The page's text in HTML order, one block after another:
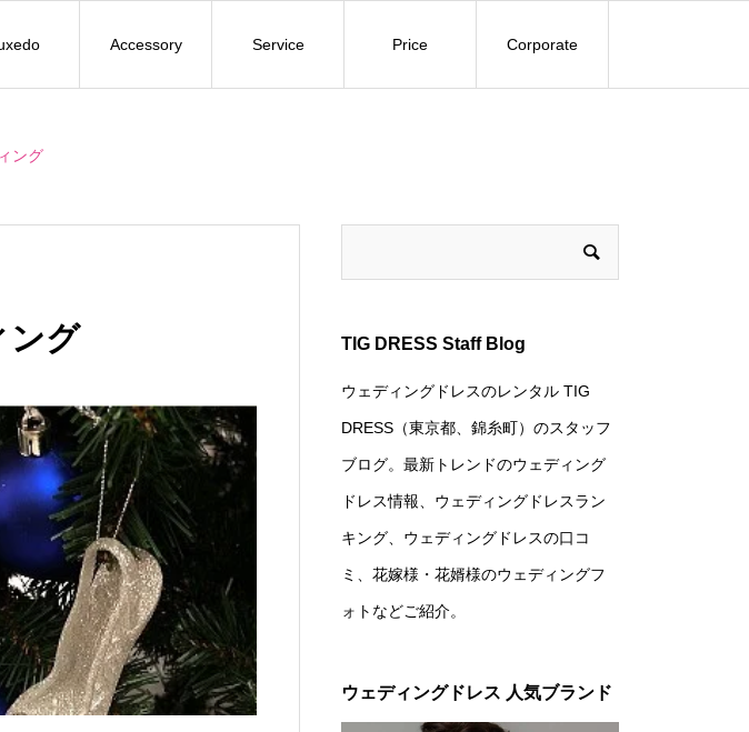
Accessory Service Price Corporate
ング
ング TIG DRESS Staff Blog
ウェディングドレスのレンタル TIG
DRESS（東京都、錦糸町）のスタッフ
ブログ。最新トレンドのウェディング
ドレス情報、ウェディングドレスラン
キング、ウェディングドレスの口コ
ミ、花嫁様・花婿様のウェディングフ
ォトなどご紹介。
ウェディングドレス 人気ブランド